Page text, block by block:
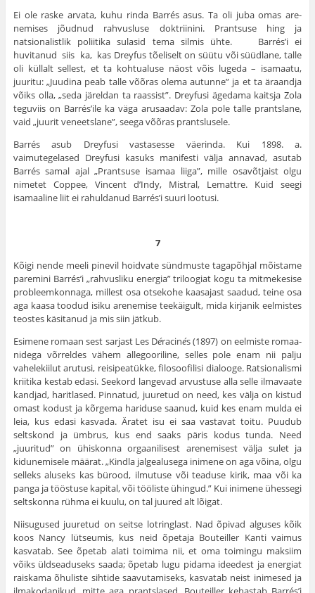
Ei ole raske arvata, kuhu rinda Barrés asus. Ta oli juba omas are­
nemises jõudnud rahvusluse doktriinini. Prantsuse hing ja
natsionalistlik poliitika sulasid tema silmis ühte. Barrés’i ei
huvitanud siis ka, kas Dreyfus tõeliselt on süütu või süüdlane, talle
oli küllalt sellest, et ta kohtualuse näost võis lugeda – isamaatu,
juuritu: „Juudina peab talle võõras olema autunne” ja et ta äraandja
võiks olla, „seda järeldan ta raassist”. Dreyfusi ägedama kaitsja Zola
teguviis on Barrés’ile ka väga arusaadav: Zola pole talle prantslane,
vaid „juurit veneetslane”, seega võõras prantslusele.
Barrés asub Dreyfusi vastasesse väerinda. Kui 1898. a.
vaimutegelased Dreyfusi kasuks manifesti välja annavad, asutab
Barrés samal ajal „Prantsuse isamaa liiga”, mille osavõtjaist olgu
nimetet Coppee, Vincent d’Indy, Mistral, Lemattre. Kuid seegi
isamaaline liit ei rahuldanud Barrés’i suuri lootusi.
7
Kõigi nende meeli pinevil hoidvate sündmuste tagapõhjal mõistame
pare­mini Barrés’i „rahvusliku energia” triloogiat kogu ta mitmekesise
probleemkonnaga, millest osa otsekohe kaasajast saadud, teine osa
aga kaasa toodud isiku arenemise teekäigult, mida kirjanik eelmistes
teostes käsitanud ja mis siin jätkub.
Esimene romaan sest sarjast Les Déracinés (1897) on eelmiste romaa­
nidega võrreldes vähem allegooriline, selles pole enam nii palju
vahelekiilut arutusi, reisipeatükke, filosoofilisi dialooge. Ratsionalismi
kriitika kestab edasi. Seekord langevad arvustuse alla selle ilmavaate
kandjad, haritlased. Pinnatud, juuretud on need, kes välja on kistud
omast kodust ja kõrgema hariduse saanud, kuid kes enam mulda ei
leia, kus edasi kas­vada. Äratet isu ei saa vastavat toitu. Puudub
seltskond ja ümbrus, kus end saaks päris kodus tunda. Need
„juuritud” on ühiskonna orgaanilisest arenemisest välja sulet ja
kidunemisele määrat. „Kindla jalgealu­sega inimene on aga võina, olgu
selleks aluseks kas bürood, ilmutuse või teaduse kirik, maa või ka
panga ja tööstuse kapital, või tööliste ühingud.” Kui inimene ühessegi
seltskonna rühma ei kuulu, on tal juured alt lõigat.
Niisugused juuretud on seitse lotringlast. Nad õpivad alguses kõik
koos Nancy lütseumis, kus neid õpetaja Bouteiller Kanti vaimus
kasvatab. See õpetab alati toimima nii, et oma toimingu maksiim
võiks üldseaduseks saada; õpetab lugu pidama ideedest ja energiat
raiskama õhuliste sihtide saavutamiseks, kasvatab neist inimesed ja